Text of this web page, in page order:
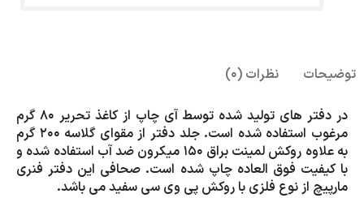
توضیحات نظرات (0)
در دفتر های تولید شده توسط آی چاپ از کاغذ تحریر 80 گرم
مرغوب استفاده شده است. جلد دفتر از مقوای گلاسه 200 گرم
به علاوه روکش لمینت براق 150 میکرون ضد آب استفاده شده و
با کیفیت فوق العاده چاپ شده است. صحافی این دفتر فنری
مارپیچ از نوع فلزی با روکش پی وی سی سفید می باشد.